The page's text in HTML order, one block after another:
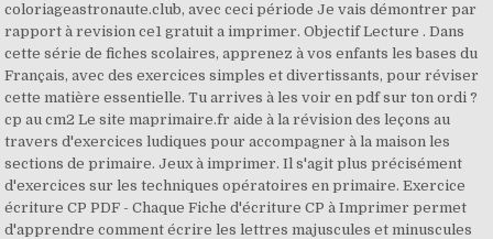
coloriageastronaute.club, avec ceci période Je vais démontrer par
rapport à revision ce1 gratuit a imprimer. Objectif Lecture . Dans
cette série de fiches scolaires, apprenez à vos enfants les bases du
Français, avec des exercices simples et divertissants, pour réviser
cette matière essentielle. Tu arrives à les voir en pdf sur ton ordi ?
cp au cm2 Le site maprimaire.fr aide à la révision des leçons au
travers d'exercices ludiques pour accompagner à la maison les
sections de primaire. Jeux à imprimer. Il s'agit plus précisément
d'exercices sur les techniques opératoires en primaire. Exercice
écriture CP PDF - Chaque Fiche d'écriture CP à Imprimer permet
d'apprendre comment écrire les lettres majuscules et minuscules